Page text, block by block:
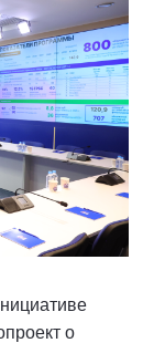
о